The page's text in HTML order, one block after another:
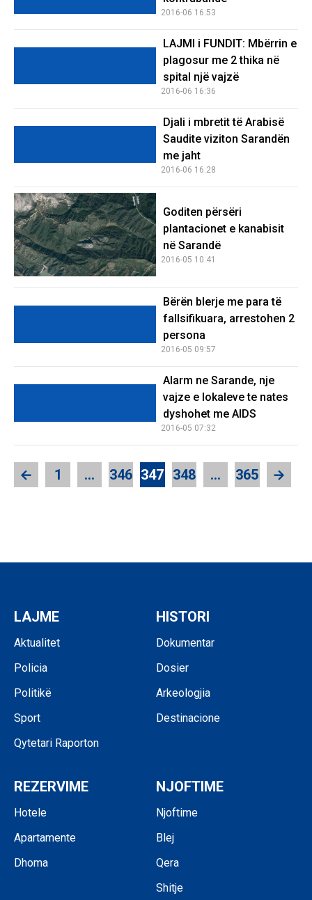
2016-06 16:53
LAJMI i FUNDIT: Mbërrin e
plagosur me 2 thika në
spital një vajzë
2016-06 16:36
Djali i mbretit të Arabisë
Saudite viziton Sarandën
me jaht
2016-06 16:28
Goditen përsëri
plantacionet e kanabisit
në Sarandë
2016-05 10:41
Bërën blerje me para të
fallsifikuara, arrestohen 2
persona
2016-05 09:57
Alarm ne Sarande, nje
vajze e lokaleve te nates
dyshohet me AIDS
2016-05 07:32
← 1 … 346 347 348 … 365 →
LAJME
Aktualitet
Policia
Politikë
Sport
Qytetari Raporton
HISTORI
Dokumentar
Dosier
Arkeologjia
Destinacione
REZERVIME
Hotele
Apartamente
Dhoma
NJOFTIME
Njoftime
Blej
Qera
Shitje